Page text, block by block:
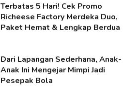
Terbatas 5 Hari! Cek Promo
Richeese Factory Merdeka Duo,
Paket Hemat & Lengkap Berdua
Dari Lapangan Sederhana, Anak-
Anak Ini Mengejar Mimpi Jadi
Pesepak Bola